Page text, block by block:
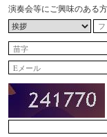
演奏会等にご興味のある